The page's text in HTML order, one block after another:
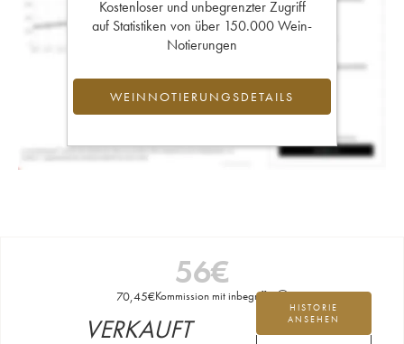
Kostenloser und unbegrenzter Zugriff
auf Statistiken von über 150.000 Wein-
Notierungen
WEINNOTIERUNGSDETAILS
56€
70,45€Kommission mit inbegriffen
HISTORIE
ANSEHEN
VERKAUFT